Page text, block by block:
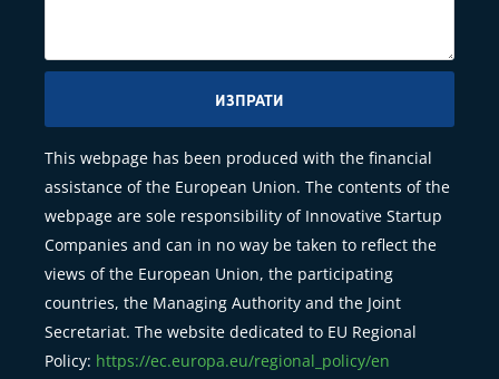
ИЗПРАТИ
This webpage has been produced with the financial
assistance of the European Union. The contents of the
webpage are sole responsibility of Innovative Startup
Companies and can in no way be taken to reflect the
views of the European Union, the participating
countries, the Managing Authority and the Joint
Secretariat. The website dedicated to EU Regional
Policy: https://ec.europa.eu/regional_policy/en